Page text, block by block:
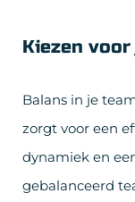
Kiezen
Balans in je
zorgt voor een
dynamiek en
gebalanceerd